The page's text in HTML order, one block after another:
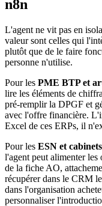
n8n
L'agent ne vit pas en
valeur sont celles qui
plutôt que de le faire
personne n'utilise.
Pour les PME BTP et
lire les éléments de
pré-remplir la DPGF et
avec l'offre financière.
Excel de ces ERPs, il
Pour les ESN et
l'agent peut alimenter
de la fiche AO,
récupérer dans le CRM
dans l'organisation
personnaliser